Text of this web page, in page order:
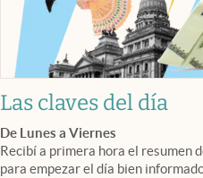
Las claves del día
De Lunes a Viernes
Recibí a primera hora el resumen
para empezar el día bien